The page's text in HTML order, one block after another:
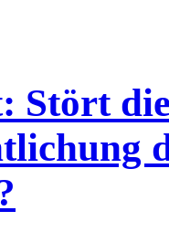
Stört